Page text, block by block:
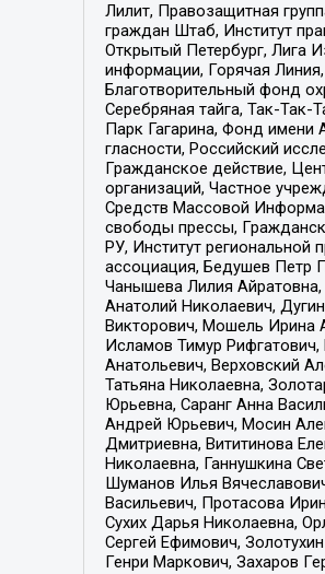
Лилит, Правозащитная
граждан Штаб, Институт
Открытый Петербург, Лига
информации, Горячая
Благотворительный фонд
Серебряная тайга, Так-
Парк Гагарина, Фонд имени
гласности, Российский
Гражданское действие,
организаций, Частное
Средств Массовой
свободы прессы,
РУ, Институт
ассоциация, Бедушев Петр
Чанышева Лилия Айратовна,
Анатолий Николаевич,
Викторович, Мошель Ирина
Исламов Тимур
Анатольевич, Верховский
Татьяна Николаевна,
Юрьевна, Саранг Анна
Андрей Юрьевич, Мосин
Дмитриевна, Вититинова
Николаевна, Ганнушкина
Шуманов Илья
Васильевич, Протасова
Сухих Дарья Николаевна,
Сергей Ефимович,
Генри Маркович, Захаров